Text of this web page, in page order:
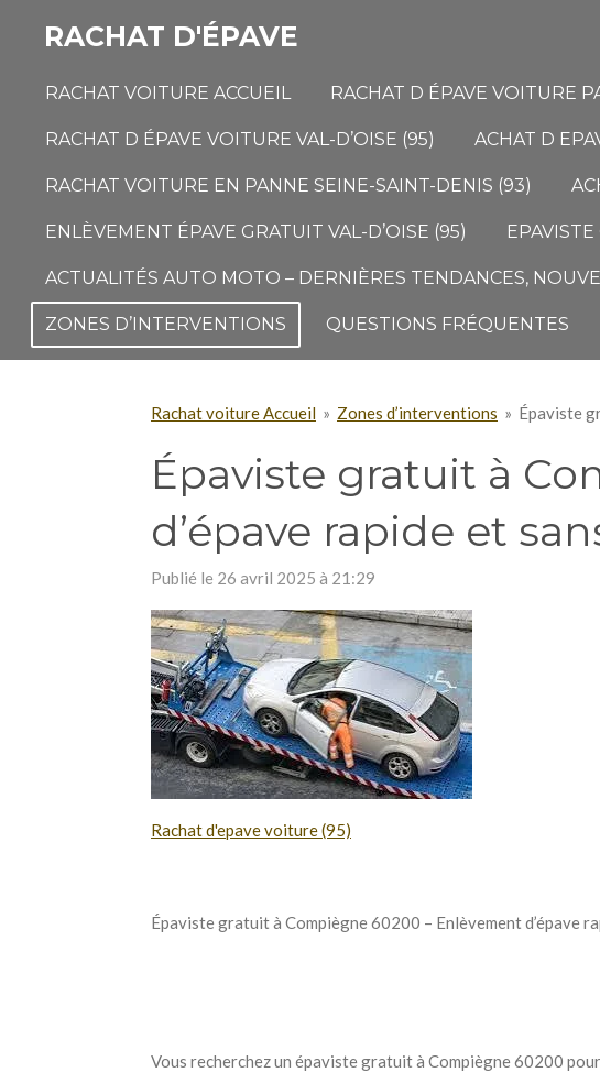
Passer
contenu
RACHAT D'ÉPAVE
RACHAT VOITURE ACCUEIL RACHAT D ÉPAVE VOITURE
RACHAT D ÉPAVE VOITURE VAL-D’OISE (95) ACHAT D
RACHAT VOITURE EN PANNE SEINE-SAINT-DENIS (93)
ENLÈVEMENT ÉPAVE GRATUIT VAL-D’OISE (95) EPAVISTE
ACTUALITÉS AUTO MOTO – DERNIÈRES TENDANCES,
ZONES D’INTERVENTIONS QUESTIONS FRÉQUENTES
Rachat voiture Accueil » Zones d’interventions » Épaviste
Épaviste gratuit à
d’épave rapide et
Publié le 26 avril 2025 à 21:29
Rachat d'epave voiture (95)
Épaviste gratuit à Compiègne 60200 – Enlèvement d’épave
Vous recherchez un épaviste gratuit à Compiègne 60200